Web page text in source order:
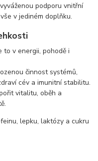
podporu vnitřní
v jediném doplňku.
to v energii, pohodě i
činnost systémů,
cév a imunitní stabilitu.
vitalitu, oběh a
lepku, laktózy a cukru